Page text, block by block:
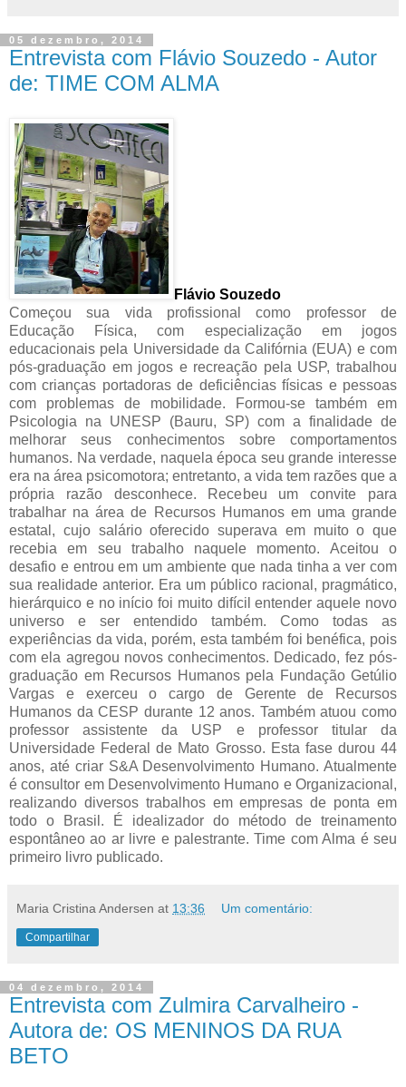
05 dezembro, 2014
Entrevista com Flávio Souzedo - Autor
de: TIME COM ALMA
Flávio Souzedo
Começou sua vida profissional como professor de
Educação Física, com especialização em jogos
educacionais pela Universidade da Califórnia (EUA) e com
pós-graduação em jogos e recreação pela USP, trabalhou
com crianças portadoras de deficiências físicas e pessoas
com problemas de mobilidade. Formou-se também em
Psicologia na UNESP (Bauru, SP) com a finalidade de
melhorar seus conhecimentos sobre comportamentos
humanos. Na verdade, naquela época seu grande interesse
era na área psicomotora; entretanto, a vida tem razões que a
própria razão desconhece. Recebeu um convite para
trabalhar na área de Recursos Humanos em uma grande
estatal, cujo salário oferecido superava em muito o que
recebia em seu trabalho naquele momento. Aceitou o
desafio e entrou em um ambiente que nada tinha a ver com
sua realidade anterior. Era um público racional, pragmático,
hierárquico e no início foi muito difícil entender aquele novo
universo e ser entendido também. Como todas as
experiências da vida, porém, esta também foi benéfica, pois
com ela agregou novos conhecimentos. Dedicado, fez pós-
graduação em Recursos Humanos pela Fundação Getúlio
Vargas e exerceu o cargo de Gerente de Recursos
Humanos da CESP durante 12 anos. Também atuou como
professor assistente da USP e professor titular da
Universidade Federal de Mato Grosso. Esta fase durou 44
anos, até criar S&A Desenvolvimento Humano. Atualmente
é consultor em Desenvolvimento Humano e Organizacional,
realizando diversos trabalhos em empresas de ponta em
todo o Brasil. É idealizador do método de treinamento
espontâneo ao ar livre e palestrante. Time com Alma é seu
primeiro livro publicado.
Maria Cristina Andersen at 13:36 Um comentário:
Compartilhar
04 dezembro, 2014
Entrevista com Zulmira Carvalheiro -
Autora de: OS MENINOS DA RUA
BETO